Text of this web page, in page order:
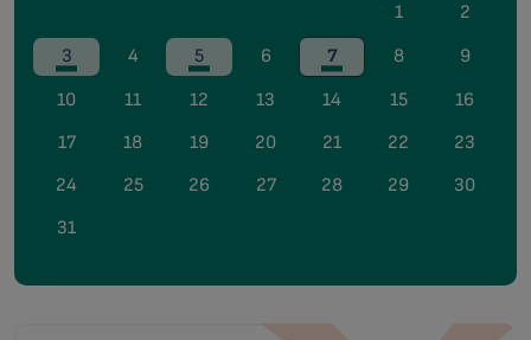
1
2
3
4 5 6 7 8
9
10
11 12 13 14 15
16
17
18 19 20 21 22
23
24
25 26 27 28 29
30
31